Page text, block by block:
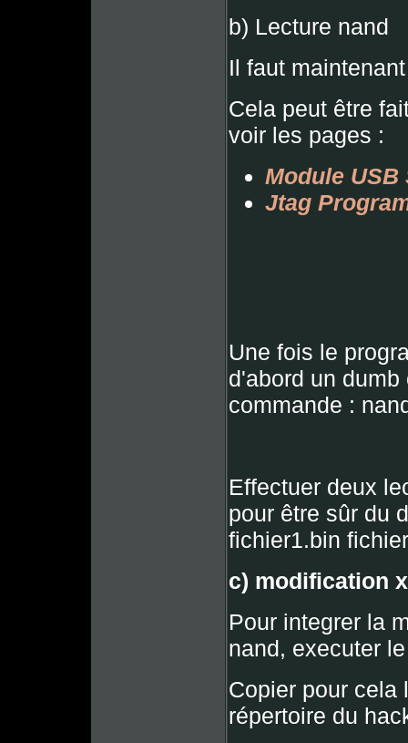
b) Lecture nand
Il faut
Cela peut être
voir les pages :
Module USB
Jtag
Une fois le
d'abord un
commande :
Effectuer deux
pour être sûr du
fichier1.bin
c) modification
Pour integrer la
nand, executer
Copier pour cela
répertoire du